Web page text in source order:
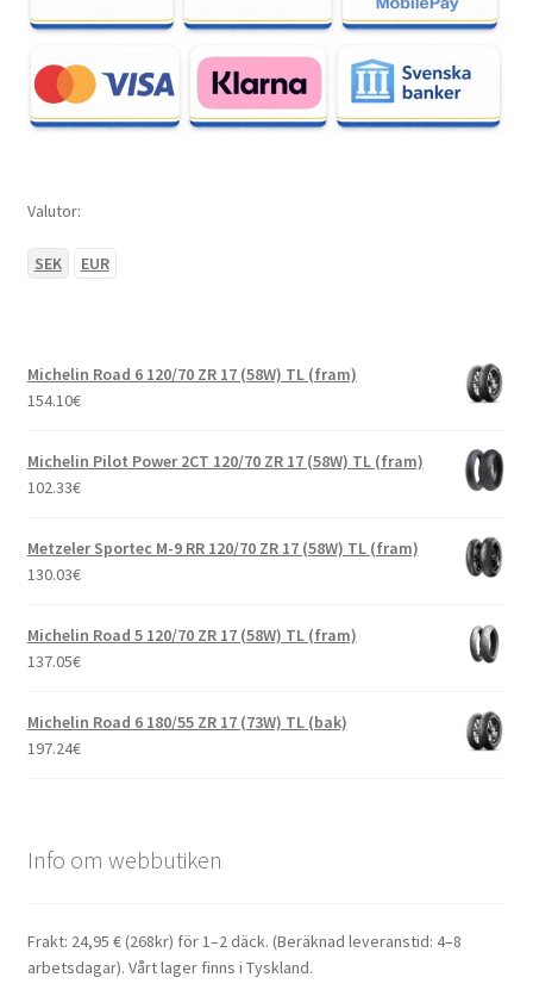
Valutor:
SEK EUR
Michelin Road 6 120/70 ZR 17 (58W) TL (fram)
154.10€
Michelin Pilot Power 2CT 120/70 ZR 17 (58W) TL (fram)
102.33€
Metzeler Sportec M-9 RR 120/70 ZR 17 (58W) TL (fram)
130.03€
Michelin Road 5 120/70 ZR 17 (58W) TL (fram)
137.05€
Michelin Road 6 180/55 ZR 17 (73W) TL (bak)
197.24€
Info om webbutiken
Frakt: 24,95 € (268kr) för 1–2 däck. (Beräknad leveranstid: 4–8
arbetsdagar). Vårt lager finns i Tyskland.